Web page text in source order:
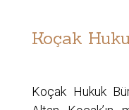
Koçak
Koçak Hukuk